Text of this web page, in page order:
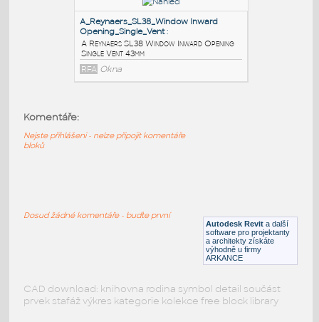
A Reynaers SL38 Window Inward Opening
Double Vent 43mm
RFA Okna
Okna
A Reynaers SL38 Window Inward Opening
Autodesk Revit a další
software pro projektanty
a architekty získáte
výhodně u firmy
ARKANCE
Komentáře:
Nejste přihlášeni - nelze připojit komentáře
bloků
Dosud žádné komentáře - buďte první
CAD download: knihovna rodina symbol detail součást
prvek stafáž výkres kategorie kolekce free block library